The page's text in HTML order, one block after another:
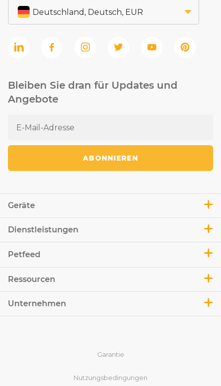
Geräte
Dienstleistungen
Petfeed
Ressourcen
Unternehmen
Bleiben Sie dran für Updates und
Angebote
ABONNIEREN
Garantie
Nutzungsbedingungen